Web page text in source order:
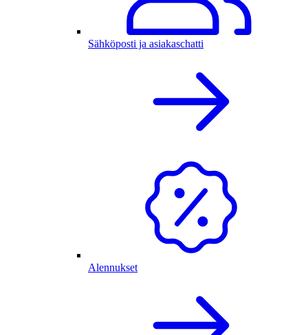
Sähköposti ja asiakaschatti
Alennukset